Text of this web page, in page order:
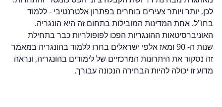
לכן, יותר ויותר צעירים בוחרים בפתרון אלטרנטיבי - ללמוד
בחו"ל. אחת המדינות המובילות בתחום זה היא הונגריה.
האוניברסיטאות ההונגריות הפכו לפופולריות כבר בתחילת
שנות ה- 90 ומאז אלפי ישראלים בחרו ללמוד בהונגריה במאמר
זה נסקור את היתרונות המרכזיים של לימודים בהונגריה, ונראה
מדוע זו יכולה להיות הבחירה הנכונה עבורך.